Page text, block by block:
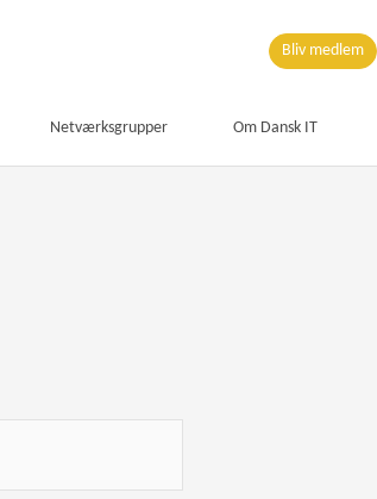
Bliv medlem
Netværksgrupper Om Dansk IT